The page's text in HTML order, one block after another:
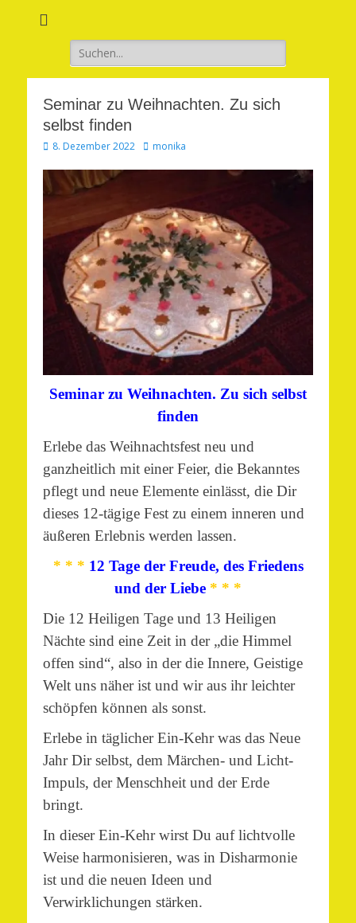
Suchen
nach:
Seminar zu Weihnachten. Zu sich
selbst finden
Veröffentlicht
8. Dezember 2022 Autor
monika
Seminar zu Weihnachten. Zu sich selbst
finden
Erlebe das Weihnachtsfest neu und
ganzheitlich mit einer Feier, die Bekanntes
pflegt und neue Elemente einlässt, die Dir
dieses 12-tägige Fest zu einem inneren und
äußeren Erlebnis werden lassen.
* * * 12 Tage der Freude, des Friedens
und der Liebe * * *
Die 12 Heiligen Tage und 13 Heiligen
Nächte sind eine Zeit in der „die Himmel
offen sind“, also in der die Innere, Geistige
Welt uns näher ist und wir aus ihr leichter
schöpfen können als sonst.
Erlebe in täglicher Ein-Kehr was das Neue
Jahr Dir selbst, dem Märchen- und Licht-
Impuls, der Menschheit und der Erde
bringt.
In dieser Ein-Kehr wirst Du auf lichtvolle
Weise harmonisieren, was in Disharmonie
ist und die neuen Ideen und
Verwirklichungen stärken.